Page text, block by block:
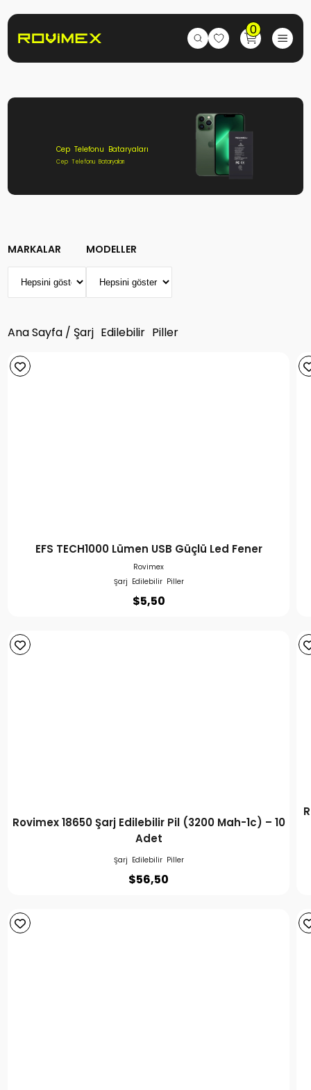
0
Cep Telefonu Bataryaları
Cep Telefonu Bataryaları
MARKALAR MODELLER
Ana Sayfa / Şarj Edilebilir Piller
EFS TECH1000 Lümen USB Güçlü Led Fener
Rovimex
Şarj Edilebilir Piller
$5,50
Rovimex 18650 Şarj Edilebilir Pil (3200 Mah-1c) – 10
Adet
Şarj Edilebilir Piller
$56,50